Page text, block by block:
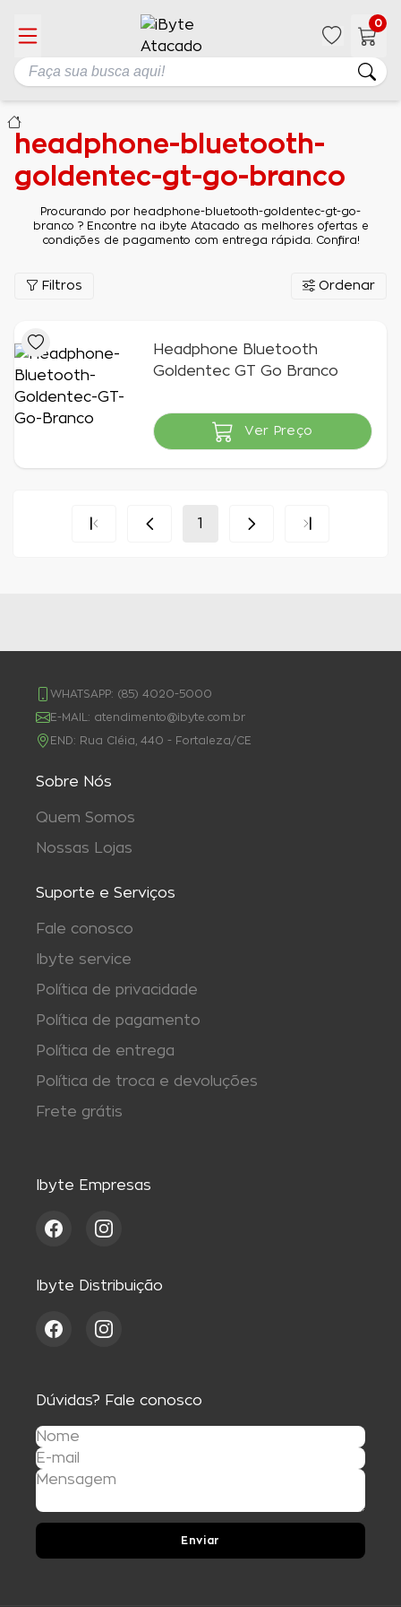
0
headphone-bluetooth-
goldentec-gt-go-branco
Procurando por headphone-bluetooth-goldentec-gt-go-
branco ? Encontre na ibyte Atacado as melhores ofertas e
condições de pagamento com entrega rápida. Confira!
Filtros Ordenar
Headphone Bluetooth
Goldentec GT Go Branco
Indisponível
Ver Preço
1
WHATSAPP: (85) 4020-5000
E-MAIL: atendimento@ibyte.com.br
END: Rua Cléia, 440 - Fortaleza/CE
Sobre Nós
Quem Somos
Nossas Lojas
Suporte e Serviços
Fale conosco
Ibyte service
Política de privacidade
Política de pagamento
Política de entrega
Política de troca e devoluções
Frete grátis
Ibyte Empresas
Ibyte Distribuição
Dúvidas? Fale conosco
Enviar